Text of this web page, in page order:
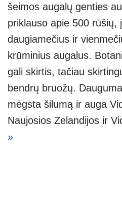
šeimos augalų genties
priklauso apie 500 rūšių,
daugiamečius ir
krūminius augalus.
gali skirtis, tačiau
bendrų bruožų.
mėgsta šilumą ir auga
Naujosios Zelandijos ir
»